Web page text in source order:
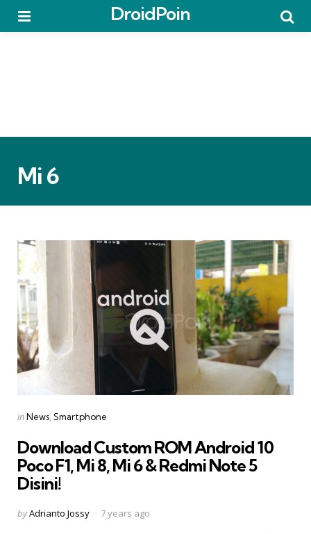
DroidPoin
Mi 6
Categories
Posted
inNews Smartphone
Download Custom ROM Android 10
Poco F1, Mi 8, Mi 6 & Redmi Note 5
Disini!
Posted
byAdrianto Jossy 7 years ago